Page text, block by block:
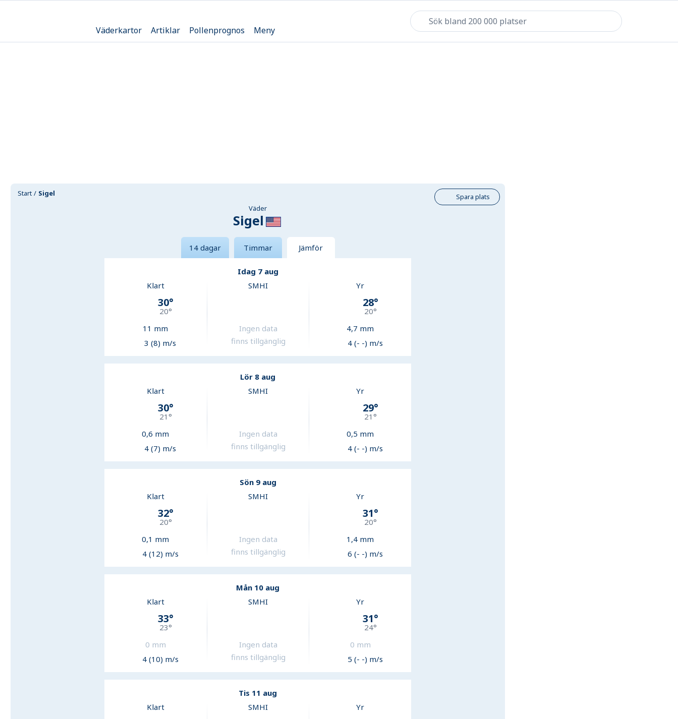
Väderkartor Artiklar Pollenprognos Meny
Start Sigel
Spara plats
Väder
Sigel
14 dagar Timmar Jämför
Idag 7 aug
Klart
30°
20°
11 mm
3 (8) m/s
SMHI
Ingen data
finns tillgänglig
Yr
28°
20°
4,7 mm
4 (- -) m/s
Lör 8 aug
Klart
30°
21 °
0,6 mm
4 (7) m/s
SMHI
Ingen data
finns tillgänglig
Yr
29°
21 °
0,5 mm
4 (- -) m/s
Sön 9 aug
Klart
32°
20°
0,1 mm
4 (12) m/s
SMHI
Ingen data
finns tillgänglig
Yr
31°
20°
1,4 mm
6 (- -) m/s
Mån 10 aug
Klart
33°
23°
0 mm
4 (10) m/s
SMHI
Ingen data
finns tillgänglig
Yr
31°
24°
0 mm
5 (- -) m/s
Tis 11 aug
Klart
SMHI Yr